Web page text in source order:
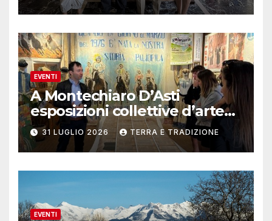
EVENTI
A Montechiaro D’Asti
esposizioni collettive d’arte
contemporanea
31 LUGLIO 2026 TERRA E TRADIZIONE
EVENTI